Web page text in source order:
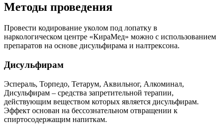
Методы проведения
Провести кодирование уколом под лопатку в
наркологическом центре «КираМед» можно с использованием
препаратов на основе дисульфирама и налтрексона.
Дисульфирам
Эспераль, Торпедо, Тетарум, Аквильног, Алкоминал,
Дисульфирам – средства запретительной терапии,
действующим веществом которых является дисульфирам.
Эффект основан на бессознательном отвращении к
спиртосодержащим напиткам.